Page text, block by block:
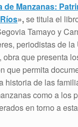
de Manzanas:
»,se titula el
Tamayo y
periodistas de la
que presenta
que permita
historia de las
como a los
en torno a